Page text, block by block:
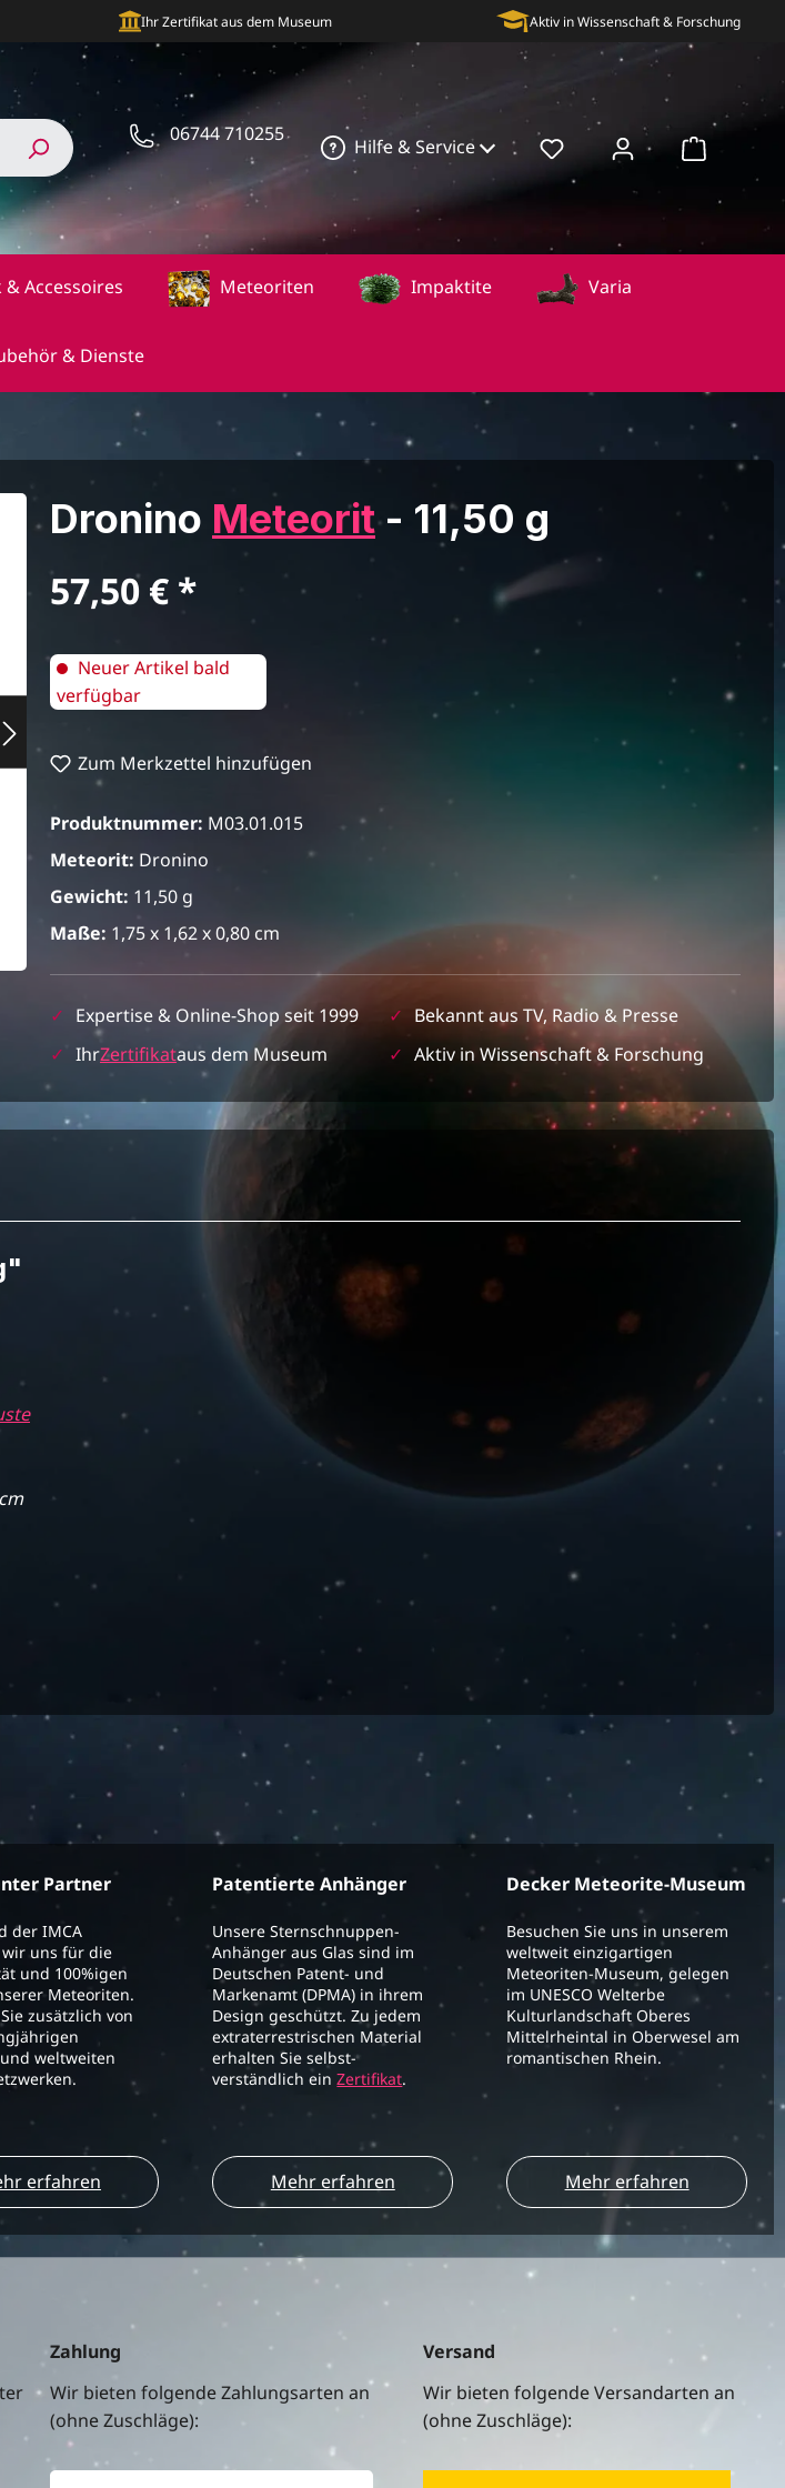
Ihr Zertifikat aus dem Museum Aktiv in Wissenschaft & Forschung
06744 710255
Hilfe & Service
& Accessoires Meteoriten Impaktite Varia
& Dienste
Dronino Meteorit- 11,50 g
Regulärer Preis:
57,50 €
Neuer Artikel bald
verfügbar
Zum Merkzettel hinzufügen
Produktnummer: M03.01.015
Meteorit: Dronino
Gewicht: 11,50 g
Maße: 1,75 x 1,62 x 0,80 cm
✓ Expertise & Online-Shop seit 1999 ✓ Bekannt aus TV, Radio & Presse
✓ IhrZertifikataus dem Museum ✓ Aktiv in Wissenschaft & Forschung
Partner
der IMCA
uns für die
und 100%igen
Meteoriten.
zusätzlich von
weltweiten
erfahren
Patentierte Anhänger
Unsere Sternschnuppen-
Anhänger aus Glas sind im
Deutschen Patent- und
Markenamt (DPMA) in ihrem
Design geschützt. Zu jedem
extraterrestrischen Material
erhalten Sie selbst-
verständlich einZertifikat.
Mehr erfahren
Decker Meteorite-Museum
Besuchen Sie uns in unserem
weltweit einzigartigen
Meteoriten-Museum, gelegen
im UNESCO Welterbe
Kulturlandschaft Oberes
Mittelrheintal in Oberwesel am
romantischen Rhein.
Mehr erfahren
Zahlung
Wir bieten folgende Zahlungsarten an
(ohne Zuschläge):
Versand
Wir bieten folgende Versandarten an
(ohne Zuschläge):